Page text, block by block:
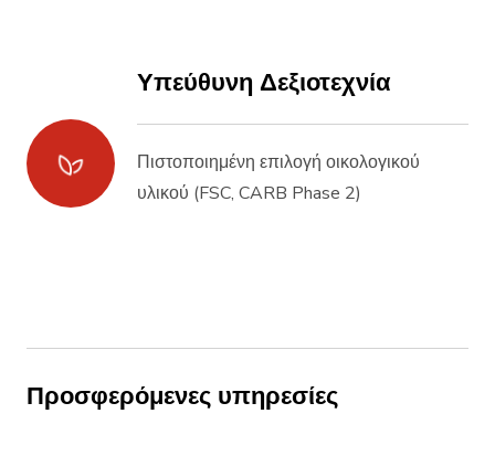
Υπεύθυνη Δεξιοτεχνία
Πιστοποιημένη επιλογή οικολογικού
υλικού (FSC, CARB Phase 2)
Προσφερόμενες υπηρεσίες